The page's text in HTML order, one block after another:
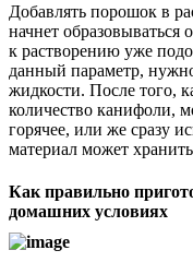
Добавлять порошок в
начнет образовываться
к растворению уже
данный параметр,
жидкости. После того,
количество канифоли,
горячее, или же сразу
материал может
Как правильно
домашних условиях